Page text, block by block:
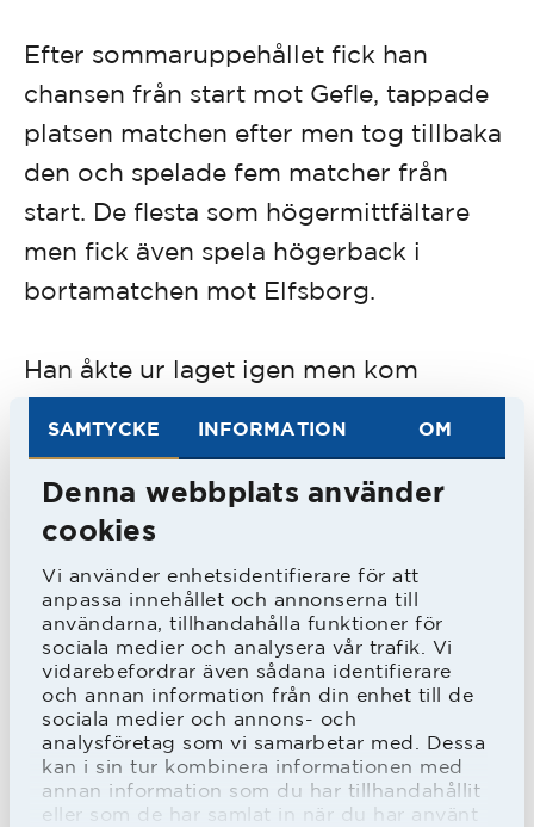
SAMTYCKE INFORMATION OM
Denna webbplats använder
cookies
Vi använder enhetsidentifierare för att
anpassa innehållet och annonserna till
användarna, tillhandahålla funktioner för
sociala medier och analysera vår trafik. Vi
vidarebefordrar även sådana identifierare
och annan information från din enhet till de
sociala medier och annons- och
analysföretag som vi samarbetar med. Dessa
kan i sin tur kombinera informationen med
annan information som du har tillhandahållit
eller som de har samlat in när du har använt
Efter sommaruppehållet fick han
chansen från start mot Gefle, tappade
platsen matchen efter men tog tillbaka
den och spelade fem matcher från
start. De flesta som högermittfältare
men fick även spela högerback i
bortamatchen mot Elfsborg.
Han åkte ur laget igen men kom
från start i de båda slutspelsmatcherna
mot Malmö FF.
Året efter gav Stefan Lundin honom
chansen i fyra raka matcher under maj
och juni innan han tappade sin plats
igen. Inhoppet med två minuter kvar i
bortamatchen mot Öster i september
blev hans sista minuter i Allsvenskan.